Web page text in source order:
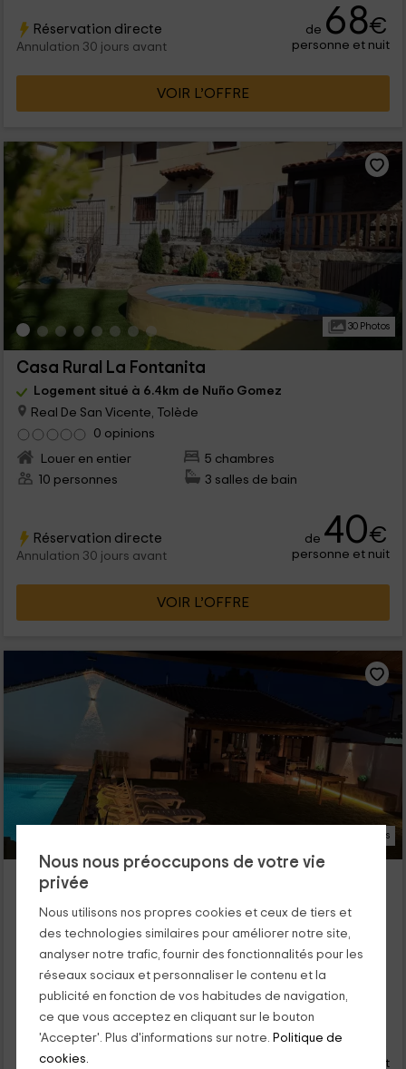
Nous nous préoccupons de votre vie
privée
Nous utilisons nos propres cookies et ceux de tiers et
des technologies similaires pour améliorer notre site,
analyser notre trafic, fournir des fonctionnalités pour les
réseaux sociaux et personnaliser le contenu et la
publicité en fonction de vos habitudes de navigation,
ce que vous acceptez en cliquant sur le bouton
'Accepter'. Plus d'informations sur notre. Politique de
cookies.
Réservation directe
Annulation 30 jours avant
de 68€
personne et nuit
VOIR L’OFFRE
30 Photos
Casa Rural La Fontanita
Logement situé à 6.4km de Nuño Gomez
Real De San Vicente, Tolède
0 opinions
Louer en entier
5 chambres
10 personnes
3 salles de bain
Réservation directe
Annulation 30 jours avant
de 40€
personne et nuit
VOIR L’OFFRE
35 Photos
La Casita del Tejar
Cardiel De Los Montes, Tolède
1 opinions
Réservé 4 fois
Louer en entier
3 chambres
8 personnes
2 salles de bain
Réservation directe
Annulation 30 jours avant
38
personne et nuit